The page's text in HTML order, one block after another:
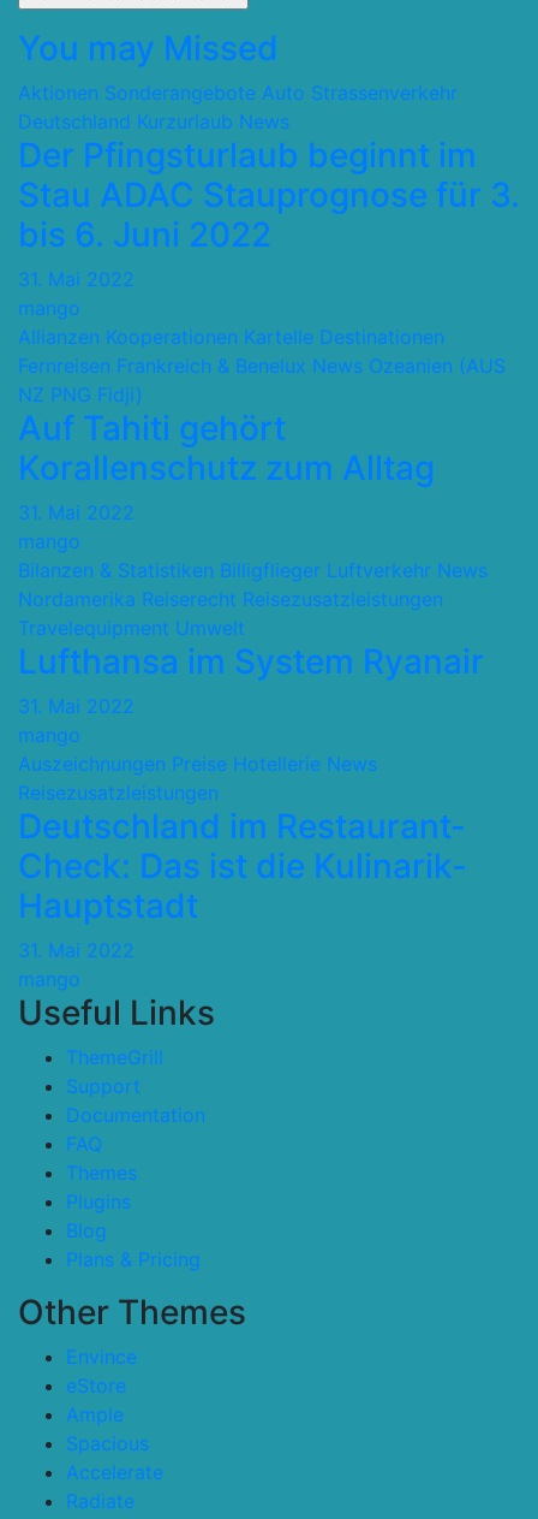
You may Missed
Aktionen Sonderangebote Auto Strassenverkehr
Deutschland Kurzurlaub News
Der Pfingsturlaub beginnt im
Stau ADAC Stauprognose für 3.
bis 6. Juni 2022
31. Mai 2022
mango
Allianzen Kooperationen Kartelle Destinationen
Fernreisen Frankreich & Benelux News Ozeanien (AUS
NZ PNG Fidji)
Auf Tahiti gehört
Korallenschutz zum Alltag
31. Mai 2022
mango
Bilanzen & Statistiken Billigflieger Luftverkehr News
Nordamerika Reiserecht Reisezusatzleistungen
Travelequipment Umwelt
Lufthansa im System Ryanair
31. Mai 2022
mango
Auszeichnungen Preise Hotellerie News
Reisezusatzleistungen
Deutschland im Restaurant-
Check: Das ist die Kulinarik-
Hauptstadt
31. Mai 2022
mango
Useful Links
ThemeGrill
Support
Documentation
FAQ
Themes
Plugins
Blog
Plans & Pricing
Other Themes
Envince
eStore
Ample
Spacious
Accelerate
Radiate